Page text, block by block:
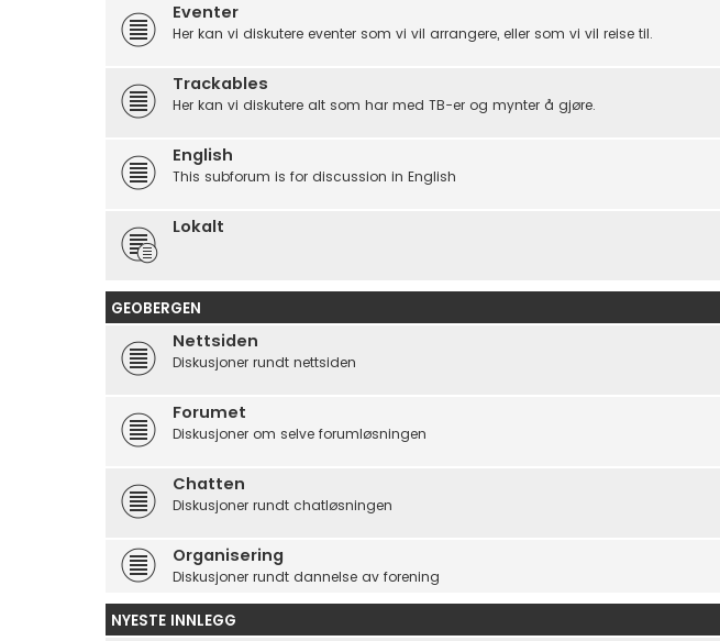
Eventer
Her kan vi diskutere eventer som vi vil arrangere, eller som vi vil reise til.
Trackables
Her kan vi diskutere alt som har med TB-er og mynter å gjøre.
English
This subforum is for discussion in English
Lokalt
GEOBERGEN
Nettsiden
Diskusjoner rundt nettsiden
Forumet
Diskusjoner om selve forumløsningen
Chatten
Diskusjoner rundt chatløsningen
Organisering
Diskusjoner rundt dannelse av forening
NYESTE INNLEGG